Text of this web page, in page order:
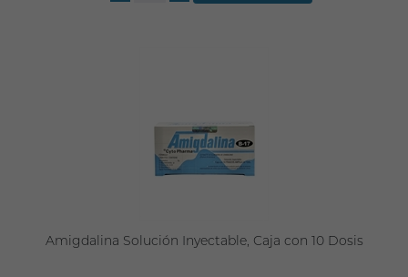
Amigdalina Solución Inyectable, Caja con 10 Dosis